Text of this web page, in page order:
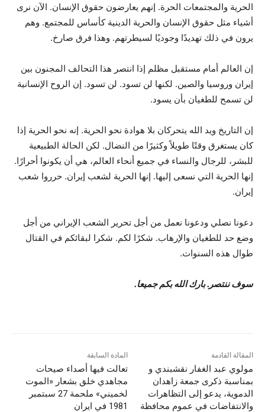
الحرية والمجتمعات الحرة. إنهم يعارضون حقوق الإنسان. الآن نرى
أشياء مثل حقوق الإنسان والحرية الدينية كأساس للمجتمع. وهم
يرون في ذلك تهديدًا وجوديًا لسيطرتهم. وهذا فرق صارخ.
إن العالم أمام مستقبل مظلم إذا انتصر هذا التحالف المجنون بين
إيران وروسيا والصين. لكنها لن تسود. لن تسود. إن الروح الإنسانية
لن تسمح للطغيان بأن يسود.
إن التاريخ ويد الله يتحركان بلا هوادة نحو الحرية. إنه نحو الحرية إذا
كان يستغرق وقتًا طويلاً وكثيرًا من النضال. لكن الحالة الطبيعية
للبشر، للرجال والنساء في جميع أنحاء العالم، هي أن يكونوا أحرارًا.
إنها الحرية التي نسعى إليها. إنها الحرية لشعب إيران. حرروا شعب
إيران.
دعونا نصلي ودعونا نعمل من أجل تحرير الشعب الإيراني من أجل
وضع حد للطغيان والإرهاب. شكرًا لكم. شكرا لبقائكم في القتال
طوال هذه السنوات.
سوف ننتصر. بارك الله بكم جميعا.
المادة السابقة
تعالت فيها أصداء صيحات
مجاهدي خلق بشعار «الموت
لخميني» ملحمة 27 سبتمبر
1981 في ایران
المقالة القادمة
مولوي عبد الغفار نقشبندي و
بمناسبة ذكرى جمعة زاهدان
الدموية، يدعو إلى التظاهرات
والانتفاضات في عموم محافظة